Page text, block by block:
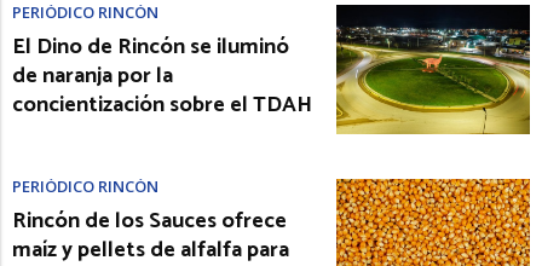
PERIÓDICO RINCÓN
El Dino de Rincón se iluminó
de naranja por la
concientización sobre el TDAH
PERIÓDICO RINCÓN
Rincón de los Sauces ofrece
maíz y pellets de alfalfa para